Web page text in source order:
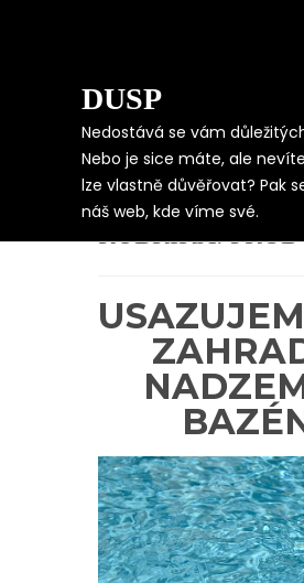
DUSP
Nedostává se vám
Nebo je sice máte, ale
lze vlastně důvěřovat? Pak
náš web, kde víme své.
RUBRIKA: